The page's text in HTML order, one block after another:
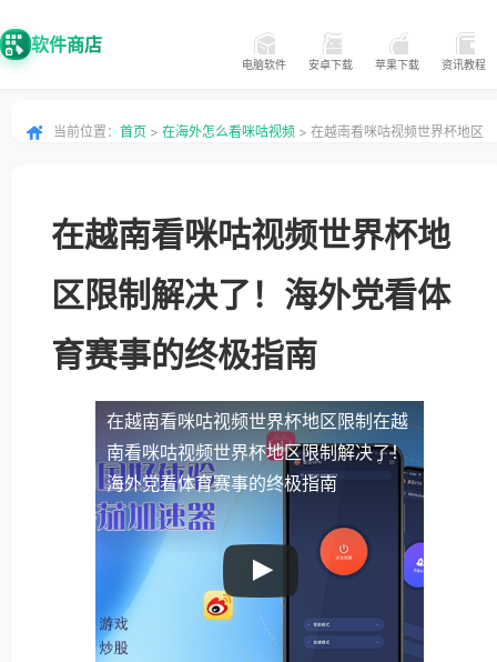
软件商店
电脑软件 安卓下载 苹果下载 资讯教程
当前位置： 首页 > 在海外怎么看咪咕视频 > 在越南看咪咕视频世界杯地区
在越南看咪咕视频世界杯地
区限制解决了！海外党看体
育赛事的终极指南
在越南看咪咕视频世界杯地区限制 在越
南看咪咕视频世界杯地区限制解决了！
海外党看体育赛事的终极指南